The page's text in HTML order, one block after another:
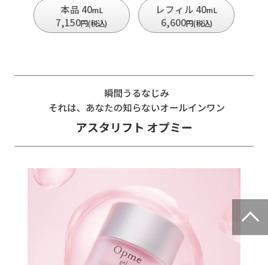
本品 40mL
7,150円(税込)
レフィル 40mL
6,600円(税込)